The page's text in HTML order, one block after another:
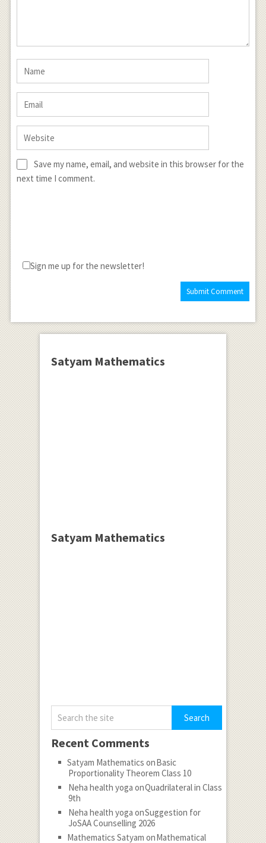
Save my name, email, and website in this browser for the
next time I comment.
Sign me up for the newsletter!
Satyam Mathematics
Satyam Mathematics
Recent Comments
Satyam Mathematics onBasic
Proportionality Theorem Class 10
Neha health yoga onQuadrilateral in Class
9th
Neha health yoga onSuggestion for
JoSAA Counselling 2026
Mathematics Satyam onMathematical